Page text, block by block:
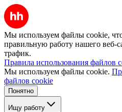
Мы используем файлы cookie,
правильную работу нашего веб-
трафик.
Правила использования файлов
Мы используем файлы cookie.
файлов cookie
Понятно
Ищу работу